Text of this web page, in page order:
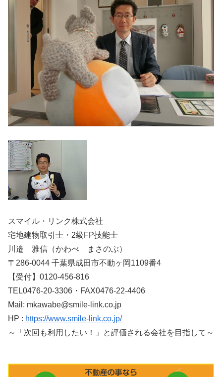
スマイル・リンク株式会社
宅地建物取引士・2級FP技能士
川邉 雅信（かわべ まさのぶ）
〒286-0044 千葉県成田市不動ヶ岡1109番4
【受付】0120-456-816
TEL0476-20-3306・FAX0476-22-4406
Mail: mkawabe@smile-link.co.jp
HP : https://www.smile-link.co.jp/
～「次回も利用したい！」と評価される会社を目指して～